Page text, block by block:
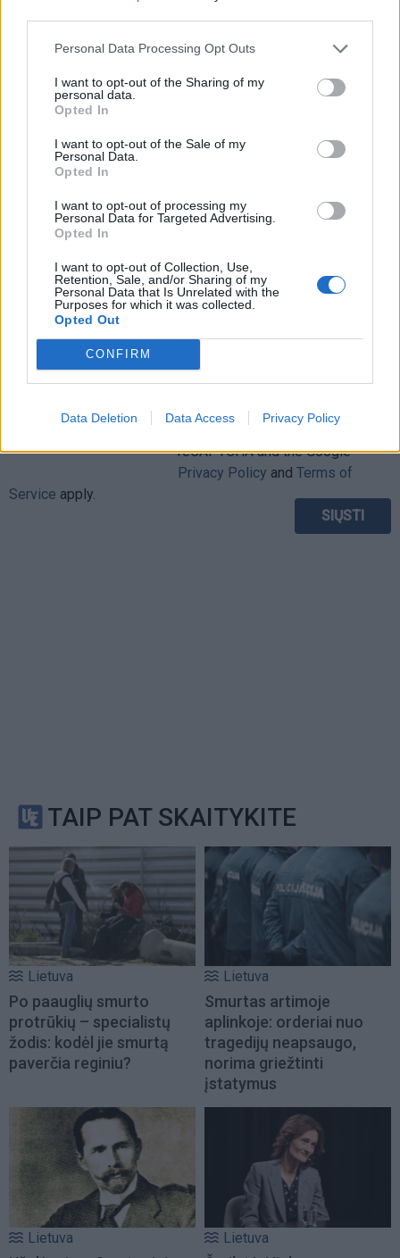
Personal Data Processing Opt Outs
I want to opt-out of the Sharing of my
personal data.
Opted In
I want to opt-out of the Sale of my
Personal Data.
Opted In
I want to opt-out of processing my
Personal Data for Targeted Advertising.
Opted In
I want to opt-out of Collection, Use,
Retention, Sale, and/or Sharing of my
Personal Data that Is Unrelated with the
Purposes for which it was collected.
Opted Out
CONFIRM
Data Deletion Data Access Privacy Policy
Komentarai
Rašyti komentarą
Jūsų vardas
Komentaras
This site is protected by
reCAPTCHA and the Google
Privacy Policy and Terms of
Service apply.
TAIP PAT SKAITYKITE
Lietuva
Po paauglių smurto
protrūkių – specialistų
žodis: kodėl jie smurtą
paverčia reginiu?
Lietuva
Smurtas artimoje
aplinkoje: orderiai nuo
tragedijų neapsaugo,
norima griežtinti
įstatymus
Lietuva Lietuva